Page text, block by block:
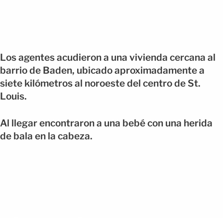
Los agentes acudieron a una vivienda cercana al
barrio de Baden, ubicado aproximadamente a
siete kilómetros al noroeste del centro de St.
Louis.
Al llegar encontraron a una bebé con una herida
de bala en la cabeza.